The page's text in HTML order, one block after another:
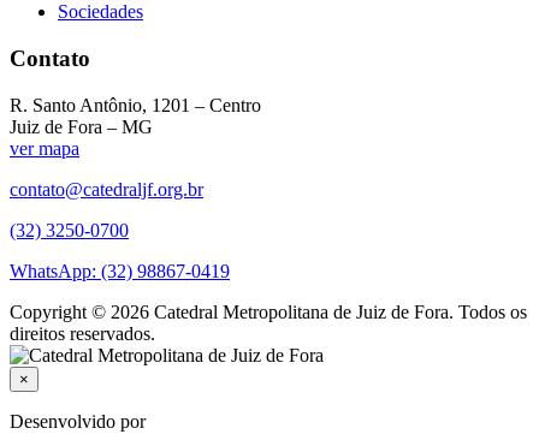
Sociedades
Contato
R. Santo Antônio, 1201 – Centro
Juiz de Fora – MG
ver mapa
contato@catedraljf.org.br
(32) 3250-0700
WhatsApp: (32) 98867-0419
Copyright © 2026 Catedral Metropolitana de Juiz de Fora. Todos os
direitos reservados.
×
Desenvolvido por